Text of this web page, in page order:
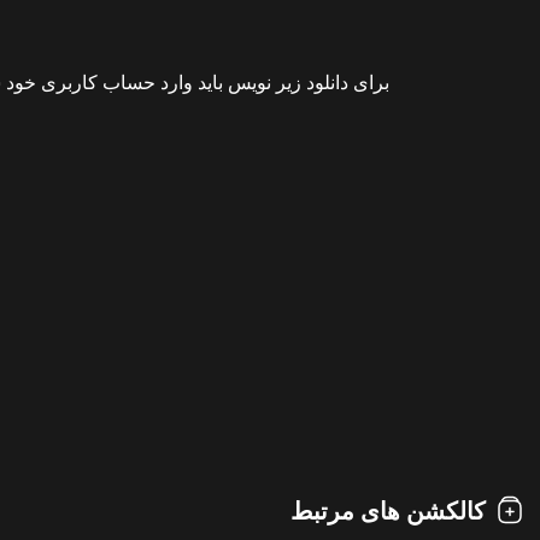
برای دانلود زیر نویس باید وارد حساب کاربری
کالکشن های مرتبط